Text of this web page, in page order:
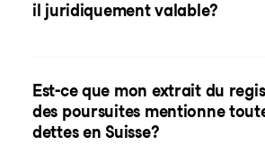
il juridiquement valable?
Est-ce que mon extrait du
des poursuites mentionne
dettes en Suisse?